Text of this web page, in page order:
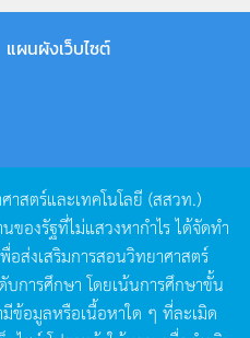
แผนผังเว็บไซต์
สตร์และเทคโนโลยี (สสวท.)
ของรัฐที่ไม่แสวงหากำไรได้จัดทำ
อส่งเสริมการสอนวิทยาศาสตร์
บการศึกษา โดยเน้นการศึกษาขั้น
ข้อมูลหรือเนื้อหาใด ๆ ที่ละเมิด